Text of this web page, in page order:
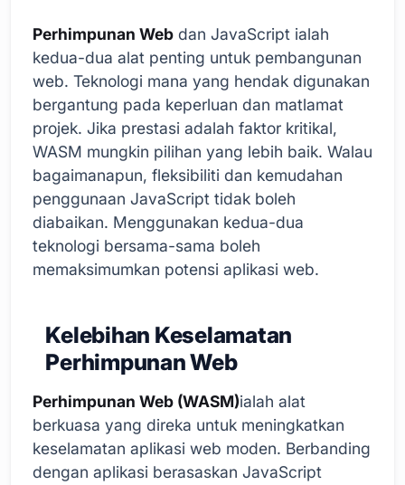
Perhimpunan Web dan JavaScript ialah
kedua-dua alat penting untuk pembangunan
web. Teknologi mana yang hendak digunakan
bergantung pada keperluan dan matlamat
projek. Jika prestasi adalah faktor kritikal,
WASM mungkin pilihan yang lebih baik. Walau
bagaimanapun, fleksibiliti dan kemudahan
penggunaan JavaScript tidak boleh
diabaikan. Menggunakan kedua-dua
teknologi bersama-sama boleh
memaksimumkan potensi aplikasi web.
Kelebihan Keselamatan
Perhimpunan Web
Perhimpunan Web (WASM)ialah alat
berkuasa yang direka untuk meningkatkan
keselamatan aplikasi web moden. Berbanding
dengan aplikasi berasaskan JavaScript